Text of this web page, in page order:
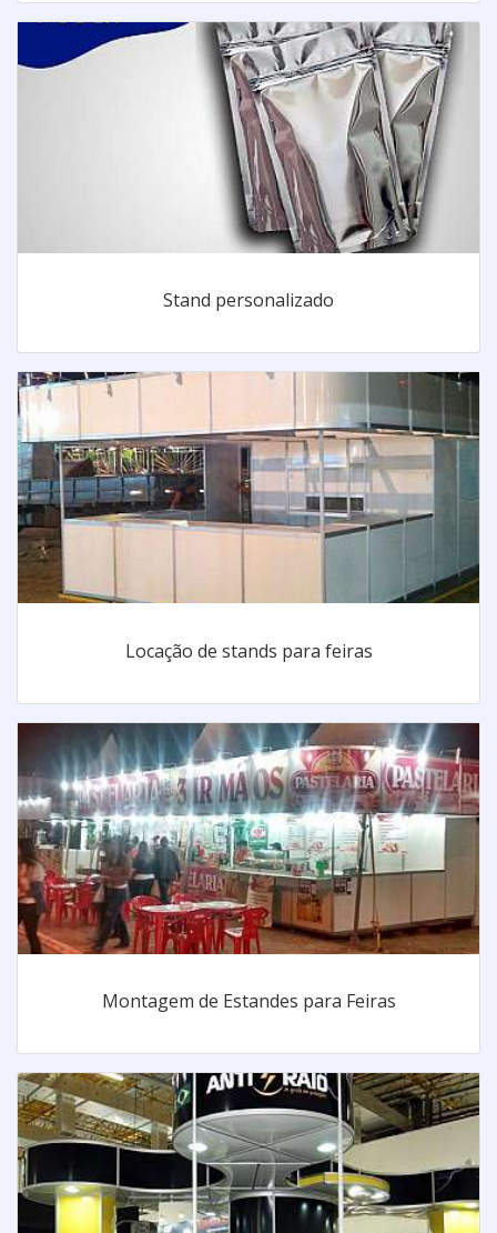
Stand personalizado
Locação de stands para feiras
Montagem de Estandes para Feiras